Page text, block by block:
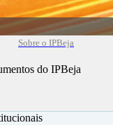
Sobre o IPBeja
do IPBeja